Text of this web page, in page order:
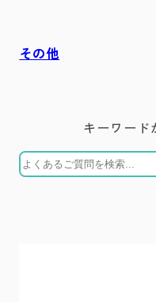
その他
キーワード